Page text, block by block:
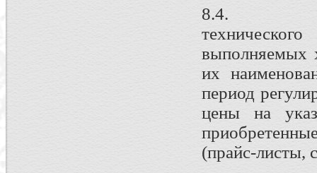
8.4.
выполняемых
их
период
цены на
(прайс-листы,